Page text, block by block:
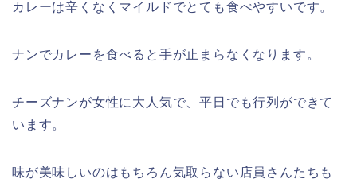
カレーは辛くなくマイルドでとても食べやすいです。
ナンでカレーを食べると手が止まらなくなります。
チーズナンが女性に大人気で、平日でも行列ができて
います。
味が美味しいのはもちろん気取らない店員さんたちも